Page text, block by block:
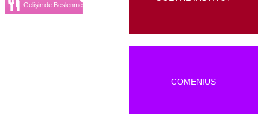
Gelişimde Beslenme
COMENIUS